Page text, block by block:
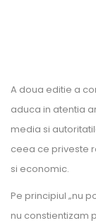
A doua editie a
aduca in atentia
media si
ceea ce priveste
si economic.
Pe principiul „nu
nu constientizam